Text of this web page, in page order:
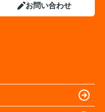
お問い合わせ